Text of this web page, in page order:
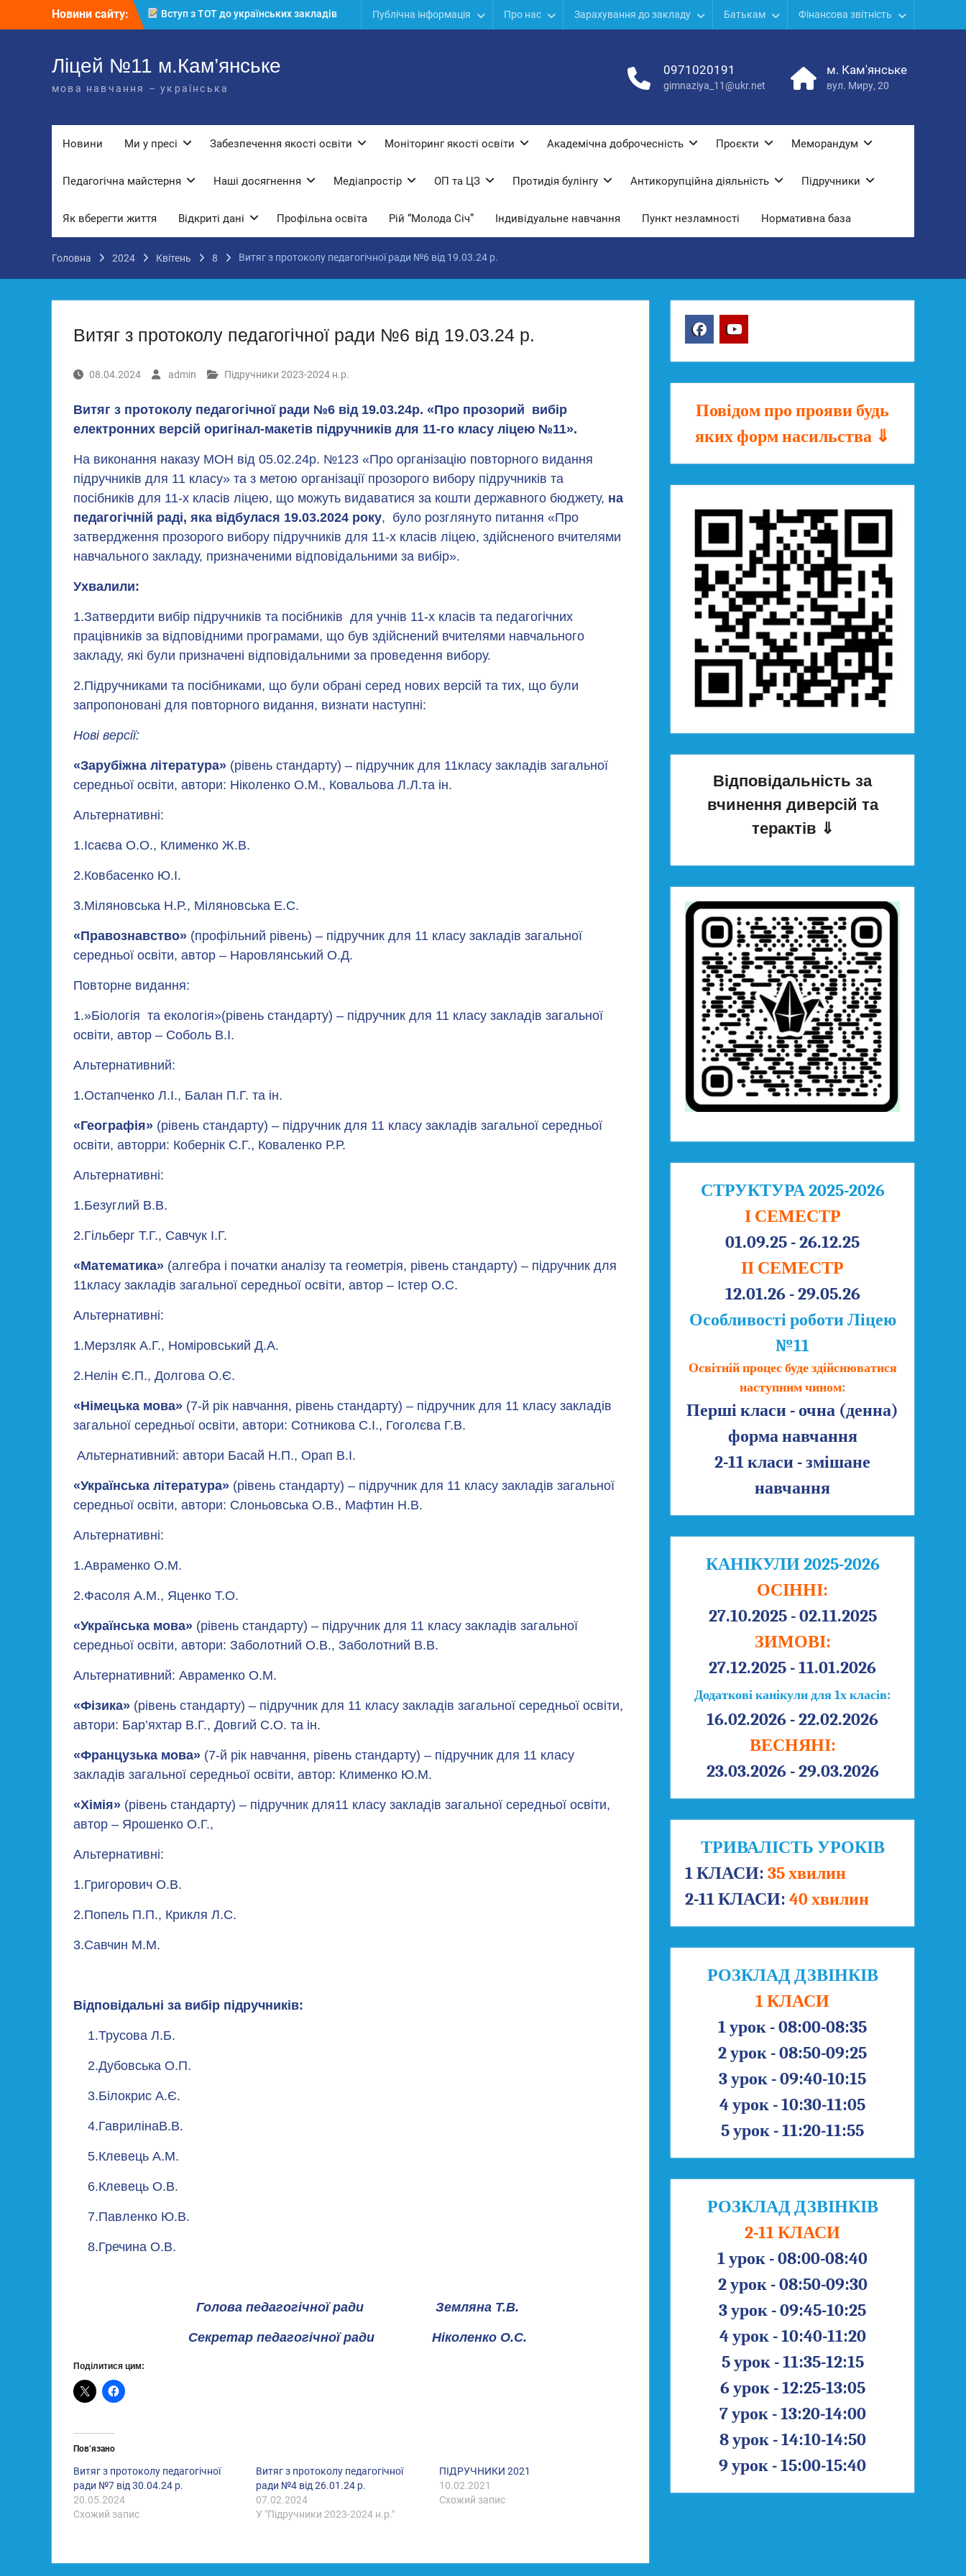
Новини сайту:
Вступ з ТОТ до українських закладів
освіти: міф чи правда? Перевірте свої
КЗ «Ліцей №11» запрошує до своєї
команди!
3 страхи, які найчастіше заважають
Публічна інформація Про нас Зарахування до закладу Батькам Фінансова звітність
Ліцей №11 м.Кам’янське
мова навчання – українська
0971020191
gimnaziya_11@ukr.net
м. Кам'янське
вул. Миру, 20
Новини Ми у пресі Забезпечення якості освіти Моніторинг якості освіти Академічна доброчесність Проєкти Меморандум
Педагогічна майстерня Наші досягнення Медіапростір ОП та ЦЗ Протидiя булiнгу Антикорупційна діяльність Підручники
Як вберегти життя Відкриті дані Профільна освіта Рій “Молода Січ” Індивідуальне навчання Пункт незламності Нормативна база
Головна 2024 Квітень 8 Витяг з протоколу педагогічної ради №6 від 19.03.24 р.
Витяг з протоколу педагогічної ради №6 від 19.03.24 р.
08.04.2024 admin Підручники 2023-2024 н.р.
Витяг з протоколу педагогічної ради №6 від 19.03.24р. «Про прозорий вибір
електронних версій оригінал-макетів підручників для 11-го класу ліцею №11».
На виконання наказу МОН від 05.02.24р. №123 «Про організацію повторного видання
підручників для 11 класу» та з метою організації прозорого вибору підручників та
посібників для 11-х класів ліцею, що можуть видаватися за кошти державного бюджету, на
педагогічній раді, яка відбулася 19.03.2024 року, було розглянуто питання «Про
затвердження прозорого вибору підручників для 11-х класів ліцею, здійсненого вчителями
навчального закладу, призначеними відповідальними за вибір».
Ухвалили:
1.Затвердити вибір підручників та посібників для учнів 11-х класів та педагогічних
працівників за відповідними програмами, що був здійснений вчителями навчального
закладу, які були призначені відповідальними за проведення вибору.
2.Підручниками та посібниками, що були обрані серед нових версій та тих, що були
запропоновані для повторного видання, визнати наступні:
Нові версії:
«Зарубіжна література» (рівень стандарту) – підручник для 11класу закладів загальної
середньої освіти, автори: Ніколенко О.М., Ковальова Л.Л.та ін.
Альтернативні:
1.Ісаєва О.О., Клименко Ж.В.
2.Ковбасенко Ю.І.
3.Міляновська Н.Р., Міляновська Е.С.
«Правознавство» (профільний рівень) – підручник для 11 класу закладів загальної
середньої освіти, автор – Наровлянський О.Д.
Повторне видання:
1.»Біологія та екологія»(рівень стандарту) – підручник для 11 класу закладів загальної
освіти, автор – Соболь В.І.
Альтернативний:
1.Остапченко Л.І., Балан П.Г. та ін.
«Географія» (рівень стандарту) – підручник для 11 класу закладів загальної середньої
освіти, авторри: Кобернік С.Г., Коваленко Р.Р.
Альтернативні:
1.Безуглий В.В.
2.Гільберг Т.Г., Савчук І.Г.
«Математика» (алгебра і початки аналізу та геометрія, рівень стандарту) – підручник для
11класу закладів загальної середньої освіти, автор – Істер О.С.
Альтернативні:
1.Мерзляк А.Г., Номіровський Д.А.
2.Нелін Є.П., Долгова О.Є.
«Німецька мова» (7-й рік навчання, рівень стандарту) – підручник для 11 класу закладів
загальної середньої освіти, автори: Сотникова С.І., Гоголєва Г.В.
Альтернативний: автори Басай Н.П., Орап В.І.
«Українська література» (рівень стандарту) – підручник для 11 класу закладів загальної
середньої освіти, автори: Слоньовська О.В., Мафтин Н.В.
Альтернативні:
1.Авраменко О.М.
2.Фасоля А.М., Яценко Т.О.
«Українська мова» (рівень стандарту) – підручник для 11 класу закладів загальної
середньої освіти, автори: Заболотний О.В., Заболотний В.В.
Альтернативний: Авраменко О.М.
«Фізика» (рівень стандарту) – підручник для 11 класу закладів загальної середньої освіти,
автори: Бар’яхтар В.Г., Довгий С.О. та ін.
«Французька мова» (7-й рік навчання, рівень стандарту) – підручник для 11 класу
закладів загальної середньої освіти, автор: Клименко Ю.М.
«Хімія» (рівень стандарту) – підручник для11 класу закладів загальної середньої освіти,
автор – Ярошенко О.Г.,
Альтернативні:
1.Григорович О.В.
2.Попель П.П., Крикля Л.С.
3.Савчин М.М.
Відповідальні за вибір підручників:
1.Трусова Л.Б.
2.Дубовська О.П.
3.Білокрис А.Є.
4.ГаврилінаВ.В.
5.Клевець А.М.
6.Клевець О.В.
7.Павленко Ю.В.
8.Гречина О.В.
Голова педагогічної ради Земляна Т.В.
Секретар педагогічної ради Ніколенко О.С.
Поділитися цим:
Пов’язано
Витяг з протоколу педагогічної
ради №7 від 30.04.24 р.
20.05.2024
Схожий запис
Витяг з протоколу педагогічної
ради №4 від 26.01.24 р.
07.02.2024
У "Підручники 2023-2024 н.р."
ПІДРУЧНИКИ 2021
10.02.2021
Схожий запис
Повідом про прояви будь
яких форм насильства ⇓
Відповідальність за
вчинення диверсій та
терактів ⇓
СТРУКТУРА 2025-2026
І СЕМЕСТР
01.09.25 - 26.12.25
ІІ СЕМЕСТР
12.01.26 - 29.05.26
Особливості роботи Ліцею
№11
Освітній процес буде здійснюватися
наступним чином:
Перші класи - очна (денна)
форма навчання
2-11 класи - змішане
навчання
КАНІКУЛИ 2025-2026
ОСІННІ:
27.10.2025 - 02.11.2025
ЗИМОВІ:
27.12.2025 - 11.01.2026
Додаткові канікули для 1х класів:
16.02.2026 - 22.02.2026
ВЕСНЯНІ:
23.03.2026 - 29.03.2026
ТРИВАЛІСТЬ УРОКІВ
1 КЛАСИ: 35 хвилин
2-11 КЛАСИ: 40 хвилин
РОЗКЛАД ДЗВІНКІВ
1 КЛАСИ
1 урок - 08:00-08:35
2 урок - 08:50-09:25
3 урок - 09:40-10:15
4 урок - 10:30-11:05
5 урок - 11:20-11:55
РОЗКЛАД ДЗВІНКІВ
2-11 КЛАСИ
1 урок - 08:00-08:40
2 урок - 08:50-09:30
3 урок - 09:45-10:25
4 урок - 10:40-11:20
5 урок - 11:35-12:15
6 урок - 12:25-13:05
7 урок - 13:20-14:00
8 урок - 14:10-14:50
9 урок - 15:00-15:40